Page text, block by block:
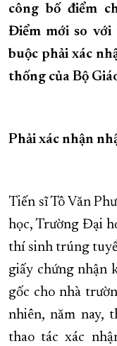
XÂY DỰNG NÔNG
TÀU - XE - MÁY BAY
KỶ NIỆM 370 NĂM
KHOẢNH KHẮC ĐẸP
công bố điểm
Điểm mới so với
buộc phải xác
thống của Bộ
Phải xác nhận
Tiến sĩ Tô Văn
học, Trường Đại
thí sinh trúng
giấy chứng nhận
gốc cho nhà
nhiên, năm nay,
thao tác xác